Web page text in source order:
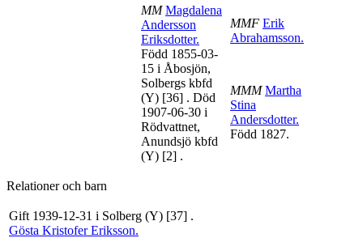
MMMagdalena
Andersson
Eriksdotter.
Född 1855-03-
15 i Åbosjön,
Solbergs kbfd
(Y) [36] . Död
1907-06-30 i
Rödvattnet,
Anundsjö kbfd
(Y) [2] .
MMF Erik
Abrahamsson.
MMMMartha
Stina
Andersdotter.
Född 1827.
Relationer och barn
Gift 1939-12-31 i Solberg (Y) [37] .
Gösta KristoferEriksson.